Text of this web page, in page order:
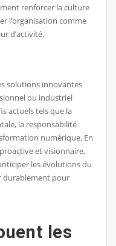
renforcer la culture
l’organisation comme
d’activité.
solutions innovantes
ou industriel
actuels tels que la
la responsabilité
numérique. En
et visionnaire,
les évolutions du
durablement pour
les